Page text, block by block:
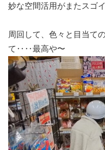
妙な空間活用がまたスゴイ
周回して、色々と目当て
て‥‥最高や〜